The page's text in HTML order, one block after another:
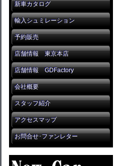
新車カタログ
輸入シュミレーション
予約販売
店舗情報 東京本店
店舗情報 GDFactory
会社概要
スタッフ紹介
アクセスマップ
お問合せ･ファンレター